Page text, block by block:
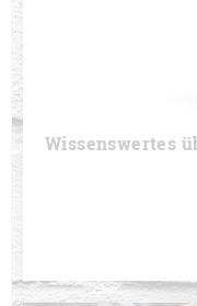
Wissenswertes